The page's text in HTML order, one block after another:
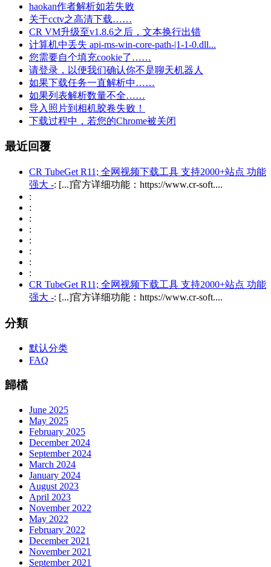
haokan作者解析如若失败
关于cctv之高清下载……
CR VM升级至v1.8.6之后，文本换行出错
计算机中丢失 api-ms-win-core-path-|1-1-0.dll...
您需要自个填充cookie了……
请登录，以便我们确认你不是聊天机器人
如果下载任务一直解析中……
如果列表解析数量不全……
导入照片到相机胶卷失败！
下载过程中，若您的Chrome被关闭
最近回覆
CR TubeGet R11; 全网视频下载工具 支持2000+站点 功能
强大 -: [...]官方详细功能：https://www.cr-soft....
:
:
:
:
:
:
:
:
CR TubeGet R11; 全网视频下载工具 支持2000+站点 功能
强大 -: [...]官方详细功能：https://www.cr-soft....
分類
默认分类
FAQ
歸檔
June 2025
May 2025
February 2025
December 2024
September 2024
March 2024
January 2024
August 2023
April 2023
November 2022
May 2022
February 2022
December 2021
November 2021
September 2021